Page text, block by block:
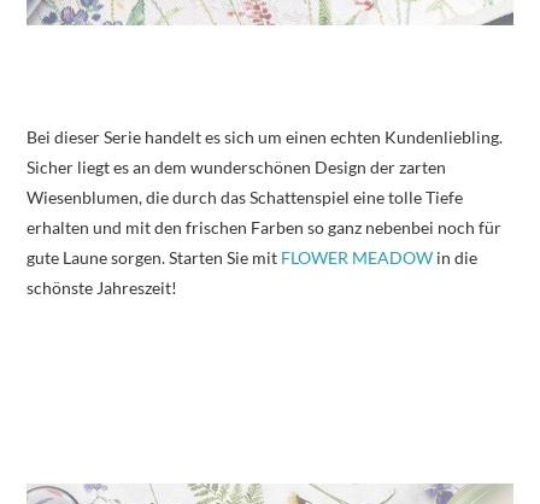
Bei dieser Serie handelt es sich um einen echten Kundenliebling.
Sicher liegt es an dem wunderschönen Design der zarten
Wiesenblumen, die durch das Schattenspiel eine tolle Tiefe
erhalten und mit den frischen Farben so ganz nebenbei noch für
gute Laune sorgen. Starten Sie mit FLOWER MEADOW in die
schönste Jahreszeit!